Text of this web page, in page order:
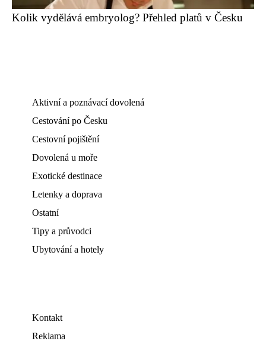
Kolik vydělává embryolog? Přehled platů v Česku
Aktivní a poznávací dovolená
Cestování po Česku
Cestovní pojištění
Dovolená u moře
Exotické destinace
Letenky a doprava
Ostatní
Tipy a průvodci
Ubytování a hotely
Kontakt
Reklama